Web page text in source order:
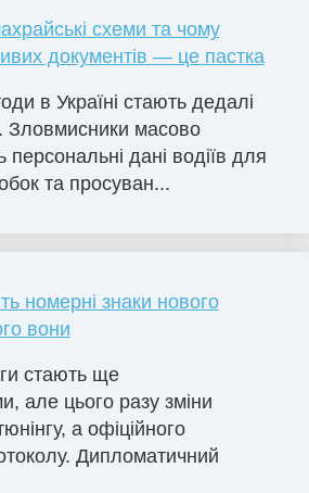
схеми та чому
документів — це пастка
в Україні стають дедалі
Зловмисники масово
персональні дані водіїв для
та просуван...
номерні знаки нового
вони
стають ще
але цього разу зміни
а офіційного
Дипломатичний